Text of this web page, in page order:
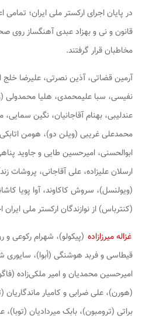
در پایان اجرای ارکستر ملی ایران؛
قانون و نی و بهزاد عبدی آهنگساز روی
مخاطبان قرار گرفتند.
آرمین قضاتی، آذین نصرتی، علیرضا خلج
نفیسی، سبا علیمحمدی، هلیا محمدولی
عندلیبی، بهنام آقاجانیان، نگین
محمدعلی غریبی (ویلن دو)، هومن
ابوالحسنی، امیرحسین طایی و جاوید
ارسلان علیزاده، علی آقاجانی، پروشات
(ویولنسل)، سروش کاکاوند، آوا پویا
(کنترباس) از نوازندگان ارکستر ملی
غزاله میرزازاده (پیکولو)، شهرام رکوعی
قیطاسی و فربد هوشنگی (اُبوا)،
امیرحسین محمدیان و امیر ملکی‌زاده
(هورن)، علی ضرابی و کامیار
براتی (ترومبون)، بابک میردادیان